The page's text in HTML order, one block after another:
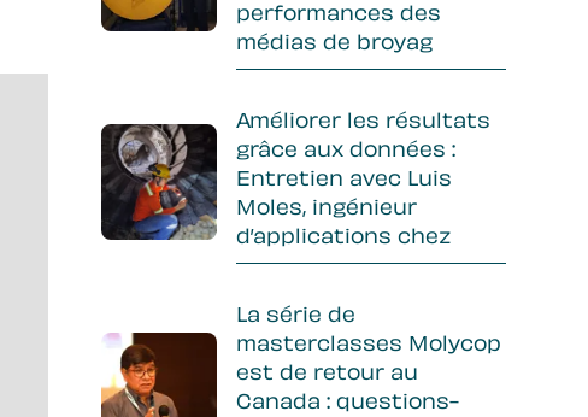
performances des
médias de broyag
Améliorer les résultats
grâce aux données :
Entretien avec Luis
Moles, ingénieur
d’applications chez
La série de
masterclasses Molycop
est de retour au
Canada : questions-